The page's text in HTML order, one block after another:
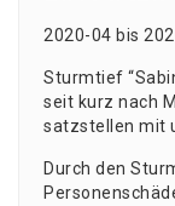
2020-04 bis
Sturm­tief
seit kurz nach
satz­stel­len mit
Durch den